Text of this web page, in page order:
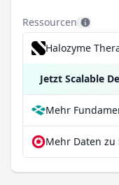
Ressourcen
Jetzt Scalable